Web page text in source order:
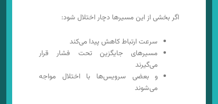
اگر بخشی از این مسیرها دچار اختلال شود:
سرعت ارتباط کاهش پیدا می‌کند
مسیرهای جایگزین تحت فشار قرار
می‌گیرند
و بعضی سرویس‌ها با اختلال مواجه
می‌شوند